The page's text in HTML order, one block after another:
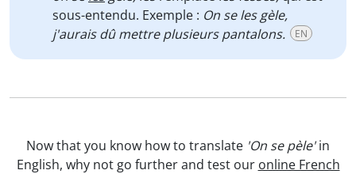
sous-entendu. Exemple : On se les gèle,
j'aurais dû mettre plusieurs pantalons.
EN
Now that you know how to translate 'On se pèle'in
English, why not go further and test our online French